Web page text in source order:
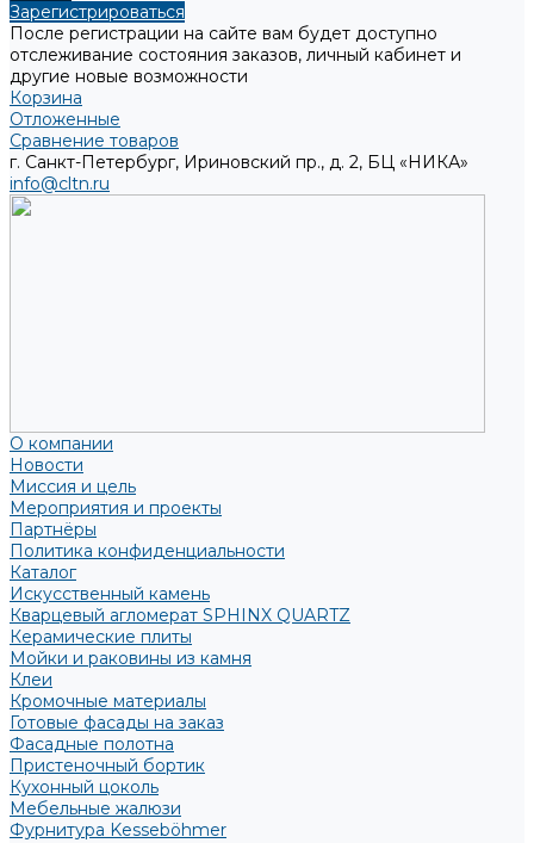
Зарегистрироваться
После регистрации на сайте вам будет доступно
отслеживание состояния заказов, личный кабинет и
другие новые возможности
Корзина
Отложенные
Сравнение товаров
г. Санкт-Петербург, Ириновский пр., д. 2, БЦ «НИКА»
info@cltn.ru
О компании
Новости
Миссия и цель
Мероприятия и проекты
Партнёры
Политика конфиденциальности
Каталог
Искусственный камень
Кварцевый агломерат SPHINX QUARTZ
Керамические плиты
Мойки и раковины из камня
Клеи
Кромочные материалы
Готовые фасады на заказ
Фасадные полотна
Пристеночный бортик
Кухонный цоколь
Мебельные жалюзи
Фурнитура Kesseböhmer